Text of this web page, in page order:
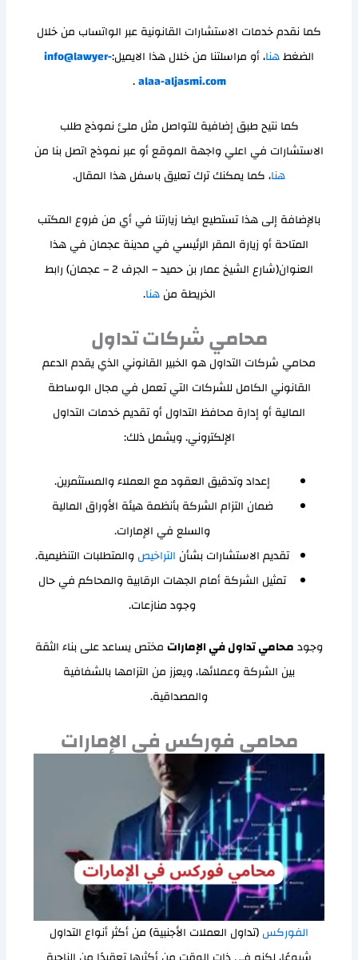
كما نقدم خدمات الاستشارات القانونية عبر الواتساب من خلال
الضغطهنا، أو مراسلتنا من خلال هذا الايميل:info@lawyer-
alaa-aljasmi.com
.
كما نتيح طبق إضافية للتواصل مثل ملئ نموذج طلب
الاستشارات في اعلي واجهة الموقع أو عبر نموذج اتصل بنا من
هنا، كما يمكنك ترك تعليق باسفل هذا المقال.
بالإضافة إلى هذا تستطيع ايضا زيارتنا في أي من فروع المكتب
المتاحة أو زيارة المقر الرئيسي في مدينة عجمان في هذا
العنوان(شارع الشيخ عمار بن حميد – الجرف 2 – عجمان) رابط
الخريطة منهنا.
محامي شركات تداول
محامي شركات التداول هو الخبير القانوني الذي يقدم الدعم
القانوني الكامل للشركات التي تعمل في مجال الوساطة
المالية أو إدارة محافظ التداول أو تقديم خدمات التداول
الإلكتروني. ويشمل ذلك:
إعداد وتدقيق العقود مع العملاء والمستثمرين.
ضمان التزام الشركة بأنظمة هيئة الأوراق المالية
والسلع في الإمارات.
تقديم الاستشارات بشأن التراخيص والمتطلبات التنظيمية.
تمثيل الشركة أمام الجهات الرقابية والمحاكم في حال
وجود منازعات.
وجودمحامي تداول في الإماراتمختص يساعد على بناء الثقة
بين الشركة وعملائها، ويعزز من التزامها بالشفافية
والمصداقية.
محامي فوركس في الإمارات
الفوركس(تداول العملات الأجنبية) من أكثر أنواع التداول